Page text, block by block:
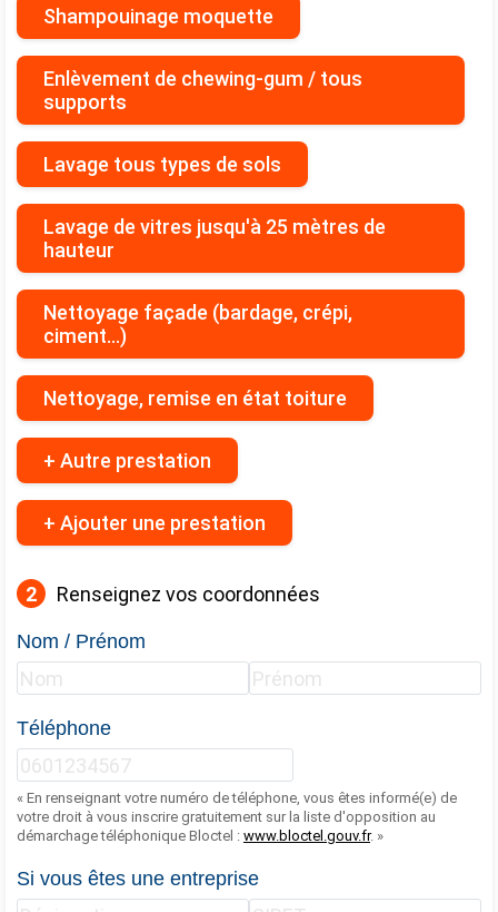
Shampouinage moquette
Enlèvement de chewing-gum / tous
supports
Lavage tous types de sols
Lavage de vitres jusqu'à 25 mètres de
hauteur
Nettoyage façade (bardage, crépi,
ciment...)
Nettoyage, remise en état toiture
+ Autre prestation
+ Ajouter une prestation
2 Renseignez vos coordonnées
Nom / Prénom
Téléphone
« En renseignant votre numéro de téléphone, vous êtes informé(e) de
votre droit à vous inscrire gratuitement sur la liste d'opposition au
démarchage téléphonique Bloctel : www.bloctel.gouv.fr. »
Si vous êtes une entreprise